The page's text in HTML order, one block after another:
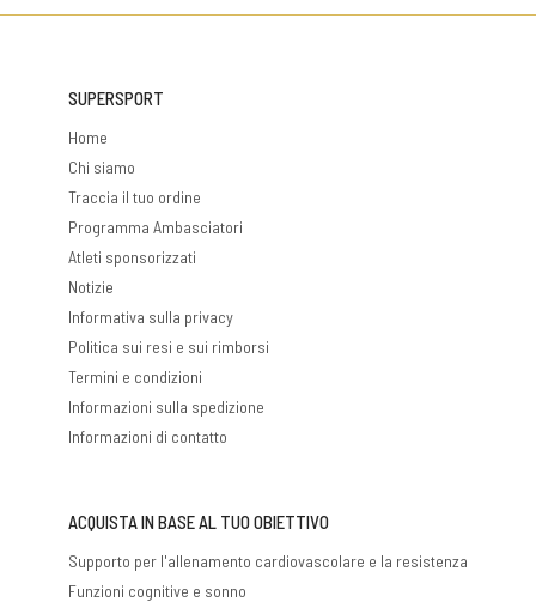
SUPERSPORT
Home
Chi siamo
Traccia il tuo ordine
Programma Ambasciatori
Atleti sponsorizzati
Notizie
Informativa sulla privacy
Politica sui resi e sui rimborsi
Termini e condizioni
Informazioni sulla spedizione
Informazioni di contatto
ACQUISTA IN BASE AL TUO OBIETTIVO
Supporto per l'allenamento cardiovascolare e la resistenza
Funzioni cognitive e sonno